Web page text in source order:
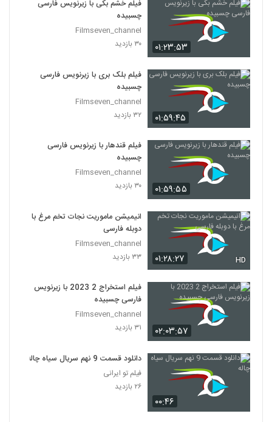
۰۱:۲۳:۵۳
فیلم خشم بکی با زیرنویس فارسی
چسبیده
Filmseven_channel
۳۰ بازدید
۰۱:۵۹:۴۵
فیلم بلک بری با زیرنویس فارسی
چسبیده
Filmseven_channel
۳۲ بازدید
۰۱:۵۹:۵۵
فیلم قندهار با زیرنویس فارسی
چسبیده
Filmseven_channel
۳۰ بازدید
۰۱:۲۸:۲۷ HD
انیمیشن ماموریت نجات تخم مرغ با
دوبله فارسی
Filmseven_channel
۳۳ بازدید
۰۲:۰۳:۵۷
فیلم استخراج 2 2023 با زیرنویس
فارسی چسبیده
Filmseven_channel
۳۱ بازدید
۰۰:۴۶
دانلود قسمت 9 نهم سریال سیاه چاله
فیلم تو ایرانی
۲۶ بازدید